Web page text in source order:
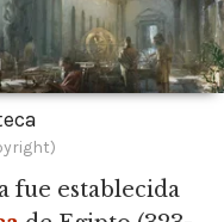
fue establecida